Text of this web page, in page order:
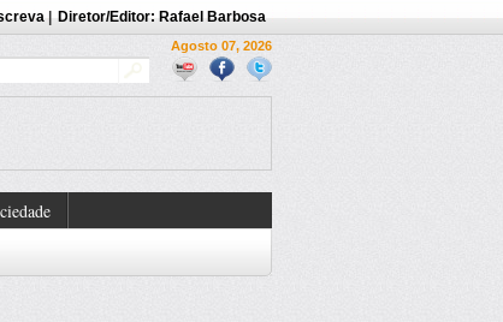
| Diretor/Editor: Rafael Barbosa
Agosto 07, 2026